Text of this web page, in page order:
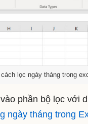
cách lọc ngày tháng trong
phần bộ lọc với
ngày tháng trong